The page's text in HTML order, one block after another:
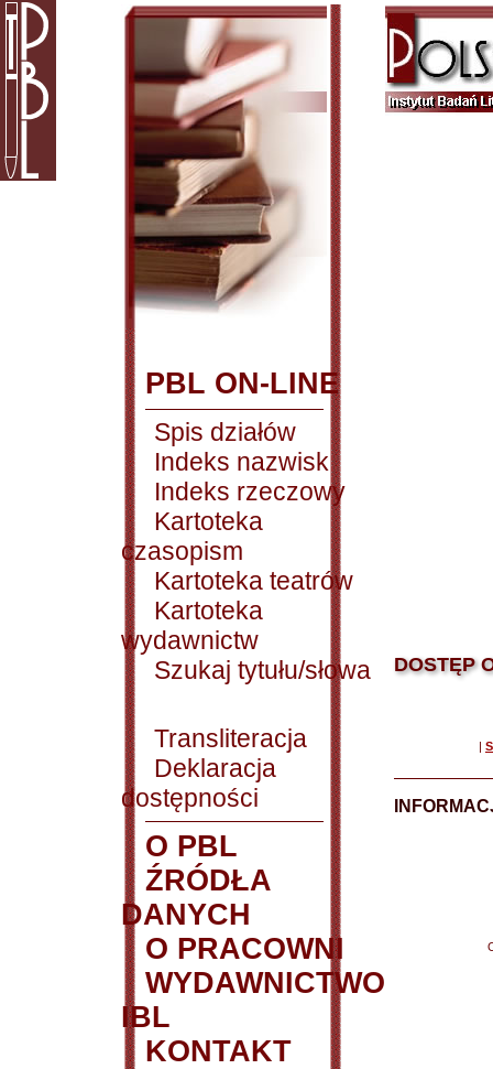
PBL ON-LINE
Spis działów
Indeks nazwisk
Indeks rzeczowy
Kartoteka
czasopism
Kartoteka teatrów
Kartoteka
wydawnictw
Szukaj tytułu/słowa
Transliteracja
Deklaracja
dostępności
O PBL
ŹRÓDŁA
DANYCH
O PRACOWNI
WYDAWNICTWO
IBL
KONTAKT
DOSTĘP
|